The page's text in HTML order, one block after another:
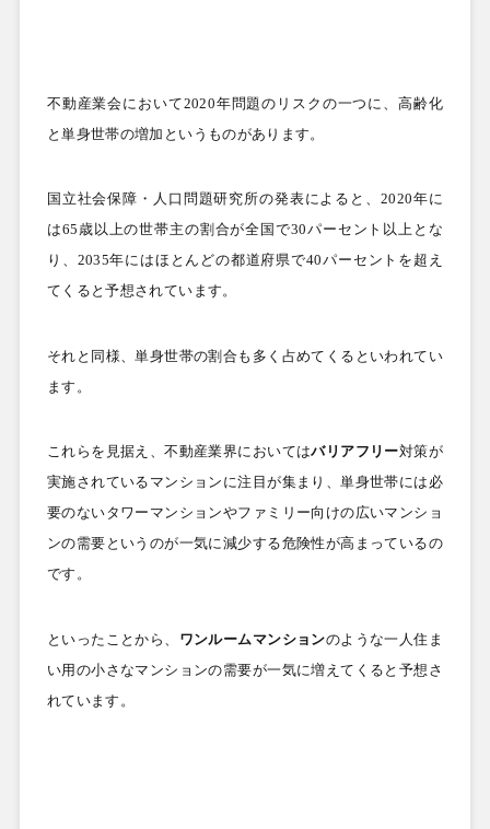
不動産業会において2020年問題のリスクの一つに、高齢化
と単身世帯の増加というものがあります。
国立社会保障・人口問題研究所の発表によると、 2020年に
は65 歳以上の世帯主の割合が全国で30パーセント以上とな
り、 2035年にはほとんどの都道府県で40パーセントを超え
てくると予想されています。
それと同様、単身世帯の割合も多く占めてくるといわれてい
ます。
これらを見据え、不動産業界においてはバリアフリー対策が
実施されているマンションに注目が集まり、単身世帯には必
要のないタワーマンションやファミリー向けの広いマンショ
ンの需要というのが一気に減少する危険性が高まっているの
です。
といったことから、 ワンルームマンションのような一人住ま
い用の小さなマンションの需要が一気に増えてくると予想さ
れています。